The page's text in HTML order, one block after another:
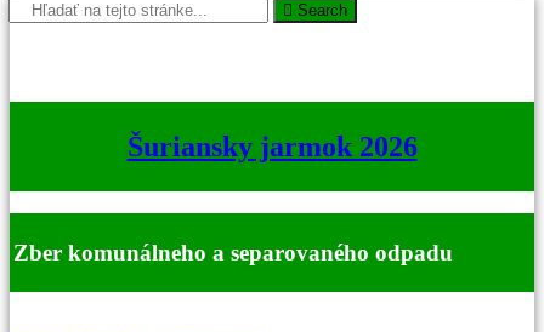
Search
Šuriansky jarmok 2026
Zber komunálneho a separovaného odpadu